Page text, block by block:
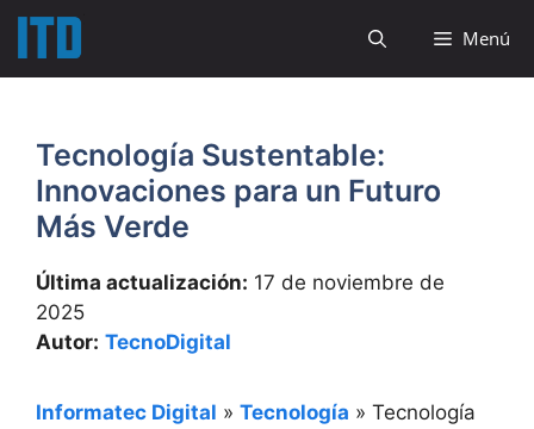
Saltar
contenido
Menú
Tecnología Sustentable:
Innovaciones para un Futuro
Más Verde
Última actualización: 17 de noviembre de
2025
Autor: TecnoDigital
Informatec Digital » Tecnología » Tecnología